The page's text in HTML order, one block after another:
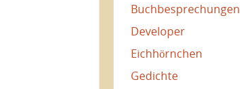
Buchbesprechungen
Developer
Eichhörnchen
Gedichte